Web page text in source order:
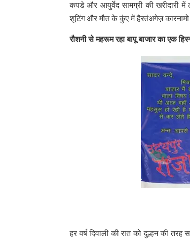
कपडे और आयुर्वेद सामग्री की खरीदारी
शूटिंग और मौत के कुंए में हैरतंअगेज़
रौशनी से महरूम रहा बापू बाजार का एक
हर वर्ष दिवाली की रात को दुल्हन की